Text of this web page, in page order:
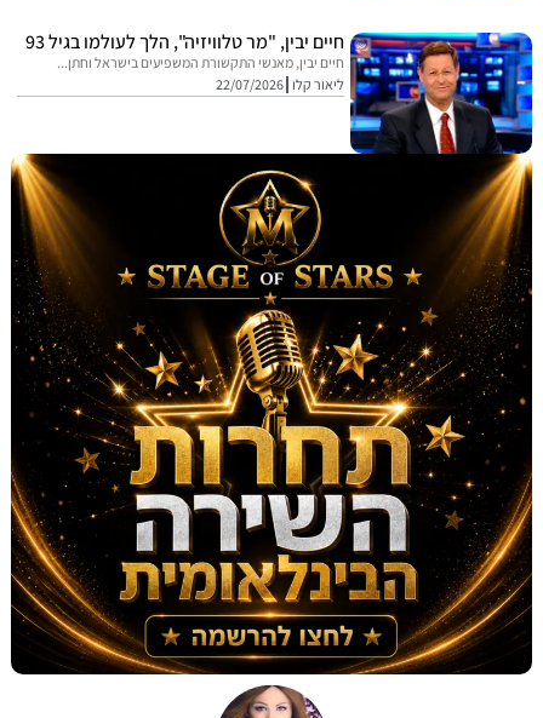
חיים יבין, "מר טלוויזיה", הלך לעולמו בגיל 93
חיים יבין, מאנשי התקשורת המשפיעים בישראל וחתן...
ליאור קלו 22/07/2026